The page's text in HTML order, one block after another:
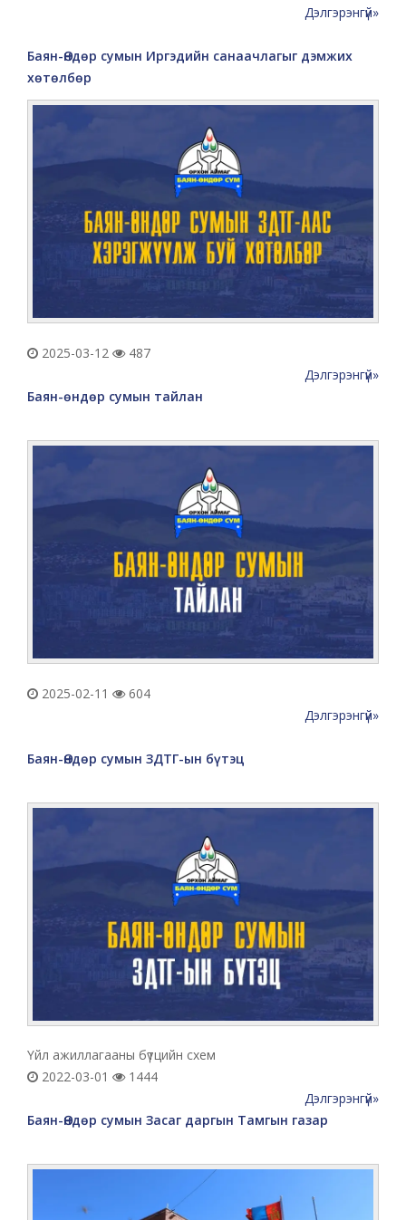
Дэлгэрэнгүй»
Баян-Өндөр сумын Иргэдийн санаачлагыг дэмжих
хөтөлбөр
2025-03-12
487
Дэлгэрэнгүй»
Баян-өндөр сумын тайлан
2025-02-11
604
Дэлгэрэнгүй»
Баян-Өндөр сумын ЗДТГ-ын бүтэц
Үйл ажиллагааны бүтцийн схем
2022-03-01
1444
Дэлгэрэнгүй»
Баян-Өндөр сумын Засаг даргын Тамгын газар